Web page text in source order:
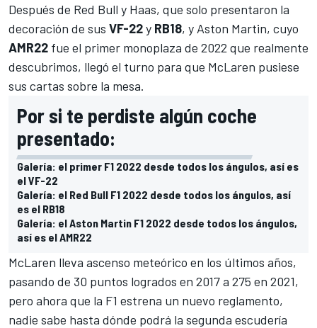
Después de Red Bull y Haas, que solo presentaron la
decoración de sus VF-22y RB18, y Aston Martin, cuyo
AMR22 fue el primer monoplaza de 2022 que realmente
descubrimos, llegó el turno para que McLaren pusiese
sus cartas sobre la mesa.
Por si te perdiste algún coche
presentado:
Galería: el primer F1 2022 desde todos los ángulos, así es
el VF-22
Galería: el Red Bull F1 2022 desde todos los ángulos, así
es el RB18
Galería: el Aston Martin F1 2022 desde todos los ángulos,
así es el AMR22
McLaren lleva ascenso meteórico en los últimos años,
pasando de 30 puntos logrados en 2017 a 275 en 2021,
pero ahora que la F1 estrena un nuevo reglamento,
nadie sabe hasta dónde podrá la segunda escudería